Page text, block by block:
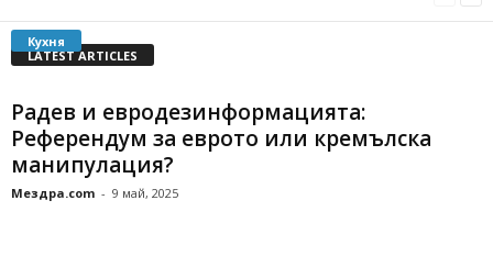
Кухня
LATEST ARTICLES
Радев и евродезинформацията:
Референдум за еврото или кремълска
манипулация?
Мездра.com - 9 май, 2025